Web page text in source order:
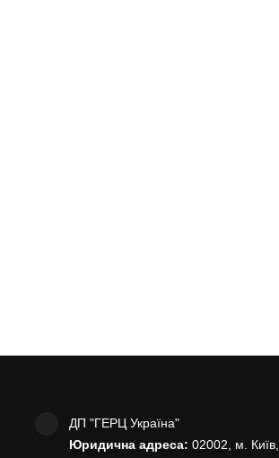
ДП "ГЕРЦ Україна"
Юридична адреса: 02002, м. Київ,